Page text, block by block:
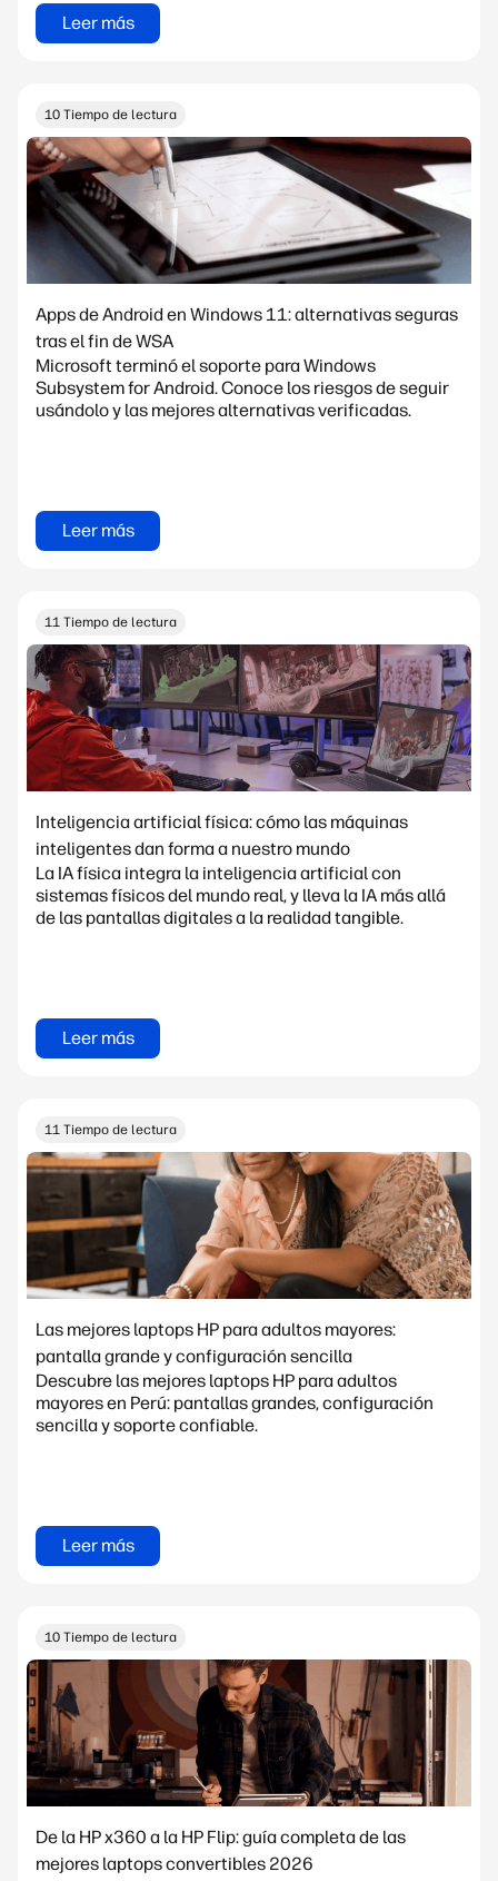
Leer más
10 Tiempo de lectura
Apps de Android en Windows 11: alternativas seguras
tras el fin de WSA
Microsoft terminó el soporte para Windows
Subsystem for Android. Conoce los riesgos de seguir
usándolo y las mejores alternativas verificadas.
Leer más
11 Tiempo de lectura
Inteligencia artificial física: cómo las máquinas
inteligentes dan forma a nuestro mundo
La IA física integra la inteligencia artificial con
sistemas físicos del mundo real, y lleva la IA más allá
de las pantallas digitales a la realidad tangible.
Leer más
11 Tiempo de lectura
Las mejores laptops HP para adultos mayores:
pantalla grande y configuración sencilla
Descubre las mejores laptops HP para adultos
mayores en Perú: pantallas grandes, configuración
sencilla y soporte confiable.
Leer más
10 Tiempo de lectura
De la HP x360 a la HP Flip: guía completa de las
mejores laptops convertibles 2026